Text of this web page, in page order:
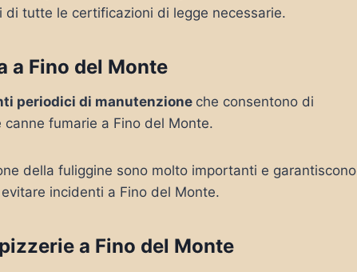
tutte le certificazioni di legge necessarie.
a Fino del Monte
periodici di manutenzione che consentono di
fumarie a Fino del Monte.
della fuliggine sono molto importanti e garantiscono
incidenti a Fino del Monte.
a Fino del Monte